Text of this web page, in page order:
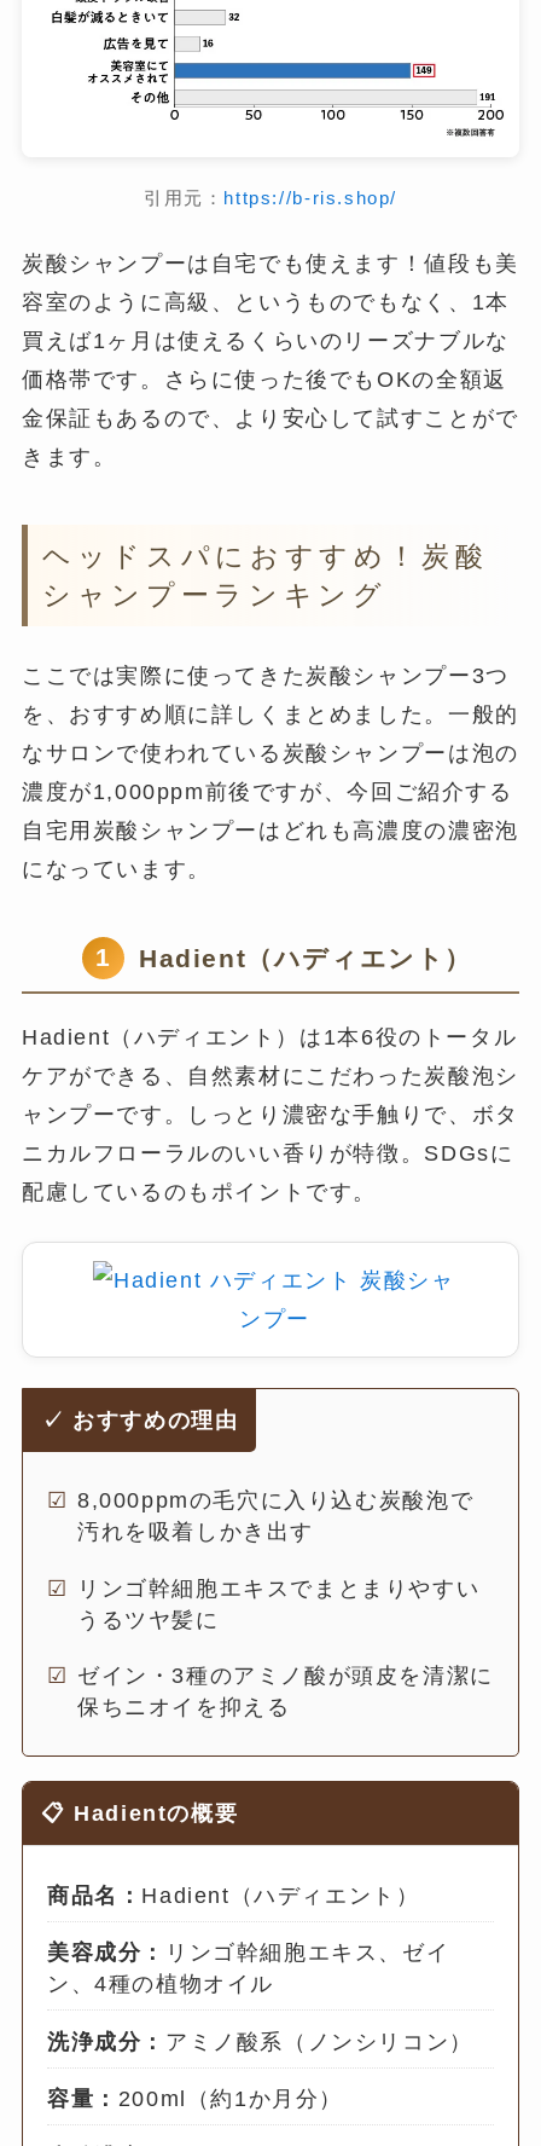
引用元： https://b-ris.shop/
炭酸シャンプーは自宅でも使えます！値段も美
容室のように高級、というものでもなく、1本
買えば1ヶ月は使えるくらいのリーズナブルな
価格帯です。さらに使った後でもOKの全額返
金保証もあるので、より安心して試すことがで
きます。
ヘッドスパにおすすめ！炭酸
シャンプーランキング
ここでは実際に使ってきた炭酸シャンプー3つ
を、おすすめ順に詳しくまとめました。一般的
なサロンで使われている炭酸シャンプーは泡の
濃度が1,000ppm前後ですが、今回ご紹介する
自宅用炭酸シャンプーはどれも高濃度の濃密泡
になっています。
1 Hadient（ハディエント）
Hadient（ハディエント）は1本6役のトータル
ケアができる、自然素材にこだわった炭酸泡シ
ャンプーです。しっとり濃密な手触りで、ボタ
ニカルフローラルのいい香りが特徴。SDGsに
配慮しているのもポイントです。
✓ おすすめの理由
8,000ppmの毛穴に入り込む炭酸泡で
汚れを吸着しかき出す
リンゴ幹細胞エキスでまとまりやすい
うるツヤ髪に
ゼイン・3種のアミノ酸が頭皮を清潔に
保ちニオイを抑える
📋 Hadientの概要
商品名： Hadient（ハディエント）
美容成分：
リンゴ幹細胞エキス、ゼイ
ン、4種の植物オイル
洗浄成分： アミノ酸系（ノンシリコン）
容量： 200ml（約1か月分）